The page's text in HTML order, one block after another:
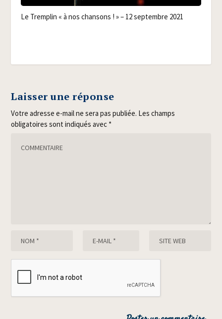
Le Trem­plin « à nos chan­sons ! » – 12 sep­tembre 2021
Laisser une réponse
Votre adresse e-mail ne sera pas publiée. Les champs
obligatoires sont indiqués avec *